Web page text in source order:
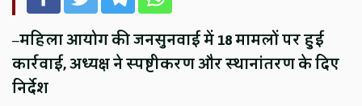
–महिला आयोग की जनसुनवाई में 18 मामलों पर हुई
कार्रवाई, अध्यक्ष ने स्पष्टीकरण और स्थानांतरण के दिए
निर्देश